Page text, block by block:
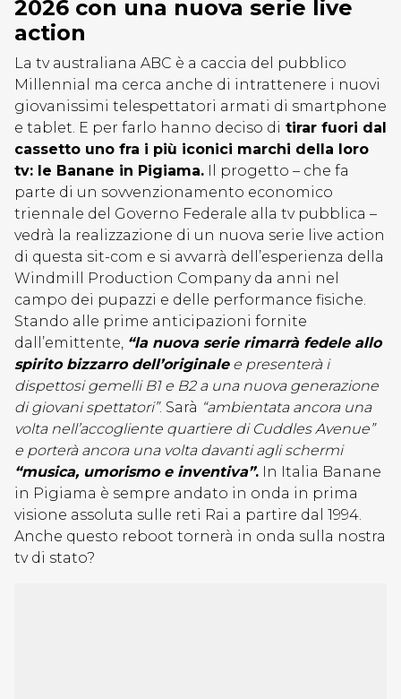
2026 con una nuova serie live
action
La tv australiana ABC è a caccia del pubblico
Millennial ma cerca anche di intrattenere i nuovi
giovanissimi telespettatori armati di smartphone
e tablet. E per farlo hanno deciso di tirar fuori dal
cassetto uno fra i più iconici marchi della loro
tv: le Banane in Pigiama. Il progetto – che fa
parte di un sovvenzionamento economico
triennale del Governo Federale alla tv pubblica –
vedrà la realizzazione di un nuova serie live action
di questa sit-com e si avvarrà dell’esperienza della
Windmill Production Company da anni nel
campo dei pupazzi e delle performance fisiche.
Stando alle prime anticipazioni fornite
dall’emittente, “la nuova serie rimarrà fedele allo
spirito bizzarro dell’originalee presenterà i
dispettosi gemelli B1 e B2 a una nuova generazione
di giovani spettatori”. Sarà “ambientata ancora una
volta nell’accogliente quartiere di Cuddles Avenue”
e porterà ancora una volta davanti agli schermi
“musica, umorismo e inventiva”. In Italia Banane
in Pigiama è sempre andato in onda in prima
visione assoluta sulle reti Rai a partire dal 1994.
Anche questo reboot tornerà in onda sulla nostra
tv di stato?